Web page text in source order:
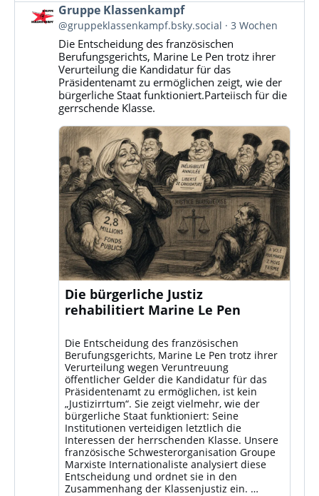
Beitrag
von
Gruppe
Klassenkampf
Bluesky
ansehen
Gruppe Klassenkampf
@gruppeklassenkampf.bsky.social 3 Wochen
Die Entscheidung des französischen
Berufungsgerichts, Marine Le Pen trotz ihrer
Verurteilung die Kandidatur für das
Präsidentenamt zu ermöglichen zeigt, wie der
bürgerliche Staat funktioniert.Parteiisch für die
gerrschende Klasse.
Die bürgerliche Justiz
rehabilitiert Marine Le Pen
Die Entscheidung des französischen
Berufungsgerichts, Marine Le Pen trotz ihrer
Verurteilung wegen Veruntreuung
öffentlicher Gelder die Kandidatur für das
Präsidentenamt zu ermöglichen, ist kein
„Justizirrtum“. Sie zeigt vielmehr, wie der
bürgerliche Staat funktioniert: Seine
Institutionen verteidigen letztlich die
Interessen der herrschenden Klasse. Unsere
französische Schwesterorganisation Groupe
Marxiste Internationaliste analysiert diese
Entscheidung und ordnet sie in den
Zusammenhang der Klassenjustiz ein. …